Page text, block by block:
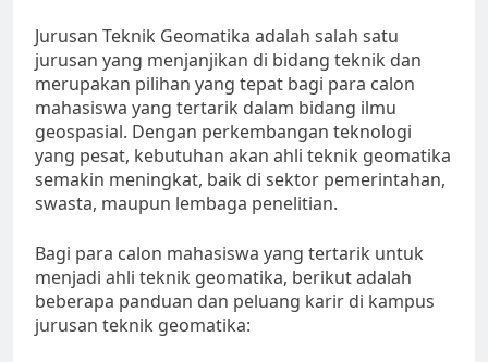
Jurusan Teknik Geomatika adalah salah satu
jurusan yang menjanjikan di bidang teknik dan
merupakan pilihan yang tepat bagi para calon
mahasiswa yang tertarik dalam bidang ilmu
geospasial. Dengan perkembangan teknologi
yang pesat, kebutuhan akan ahli teknik geomatika
semakin meningkat, baik di sektor pemerintahan,
swasta, maupun lembaga penelitian.
Bagi para calon mahasiswa yang tertarik untuk
menjadi ahli teknik geomatika, berikut adalah
beberapa panduan dan peluang karir di kampus
jurusan teknik geomatika: